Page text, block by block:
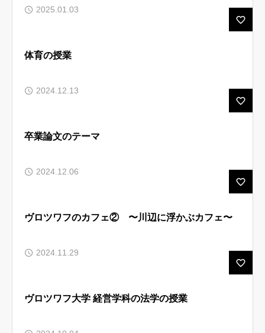
2025.01.03
体育の授業
2024.12.13
卒業論文のテーマ
2024.12.06
ヴロツワフのカフェ② 〜川辺に浮かぶカフェ〜
2024.11.29
ヴロツワフ大学 経営学科の法学の授業